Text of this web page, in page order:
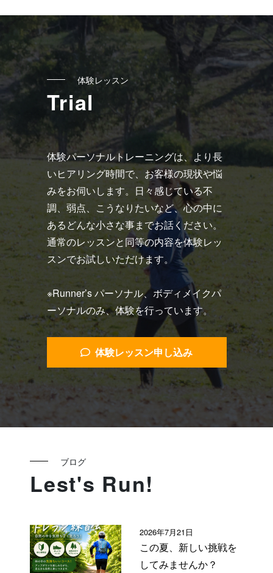
の
リ
ン
ク
体験レッスン
Trial
体験パーソナルトレーニングは、より長
いヒアリング時間で、お客様の現状や悩
みをお伺いします。日々感じている不
調、弱点、こうなりたいなど、心の中に
あるどんな小さな事までお話ください。
通常のレッスンと同等の内容を体験レッ
スンでお試しいただけます。
※Runner’s パーソナル、ボディメイクパ
ーソナルのみ、体験を行っています。
体験レッスン申し込み
ブログ
Lest's Run!
2026年7月21日
この夏、新しい挑戦を
してみませんか？